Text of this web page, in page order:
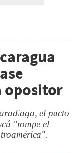
opositor
el pacto
"rompe el